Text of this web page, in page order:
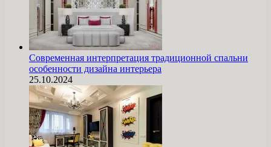
Современная интерпретация традиционной спальни
особенности дизайна интерьера
25.10.2024